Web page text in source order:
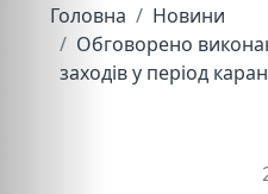
Головна
Новини
Обговорено
заходів у період